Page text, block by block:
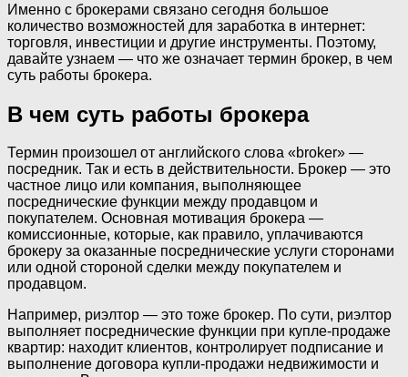
Именно с брокерами связано сегодня большое
количество возможностей для заработка в интернет:
торговля, инвестиции и другие инструменты. Поэтому,
давайте узнаем — что же означает термин брокер, в чем
суть работы брокера.
В чем суть работы брокера
Термин произошел от английского слова «broker» —
посредник. Так и есть в действительности. Брокер — это
частное лицо или компания, выполняющее
посреднические функции между продавцом и
покупателем. Основная мотивация брокера —
комиссионные, которые, как правило, уплачиваются
брокеру за оказанные посреднические услуги сторонами
или одной стороной сделки между покупателем и
продавцом.
Например, риэлтор — это тоже брокер. По сути, риэлтор
выполняет посреднические функции при купле-продаже
квартир: находит клиентов, контролирует подписание и
выполнение договора купли-продажи недвижимости и